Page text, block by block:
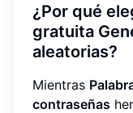
¿Por qué
gratuita
aleatorias?
Mientras
contraseñas